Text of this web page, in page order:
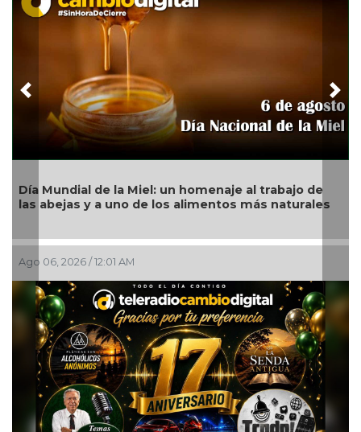
Mundial de la Miel: un homenaje al trabajo de
abejas y a uno de los alimentos más naturales
06, 2026 / 12:01 AM
en
Ago
Previous